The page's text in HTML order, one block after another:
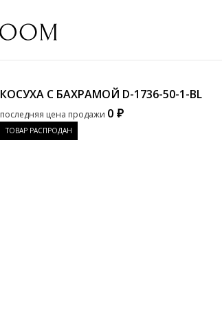
КОСУХА С БАХРАМОЙ D-1736-50-1-BL
последняя цена продажи 0 ₽
ТОВАР РАСПРОДАН